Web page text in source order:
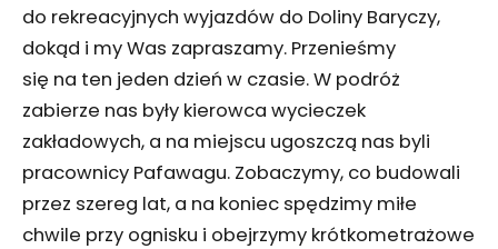
do rekreacyjnych wyjazdów do Doliny Baryczy,
dokąd i my Was zapraszamy. Przenieśmy
się na ten jeden dzień w czasie. W podróż
zabierze nas były kierowca wycieczek
zakładowych, a na miejscu ugoszczą nas byli
pracownicy Pafawagu. Zobaczymy, co budowali
przez szereg lat, a na koniec spędzimy miłe
chwile przy ognisku i obejrzymy krótkometrażowe